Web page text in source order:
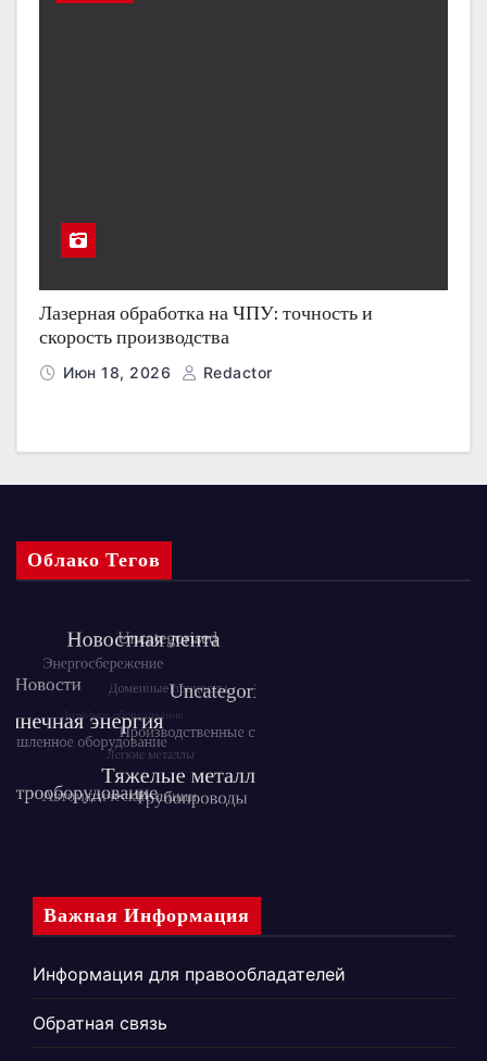
Лазерная обработка на ЧПУ: точность и
скорость производства
Июн 18, 2026 Redactor
Облако Тегов
Важная Информация
Информация для правообладателей
Обратная связь